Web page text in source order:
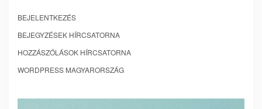
BEJELENTKEZÉS
BEJEGYZÉSEK HÍRCSATORNA
HOZZÁSZÓLÁSOK HÍRCSATORNA
WORDPRESS MAGYARORSZÁG